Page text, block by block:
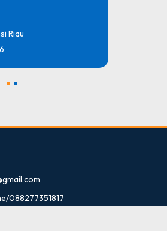
Riau
088277351817